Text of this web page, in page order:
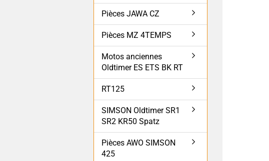
Pièces JAWA CZ
Pièces MZ 4TEMPS
Motos anciennes
Oldtimer ES ETS BK RT
RT125
SIMSON Oldtimer SR1
SR2 KR50 Spatz
Pièces AWO SIMSON
425